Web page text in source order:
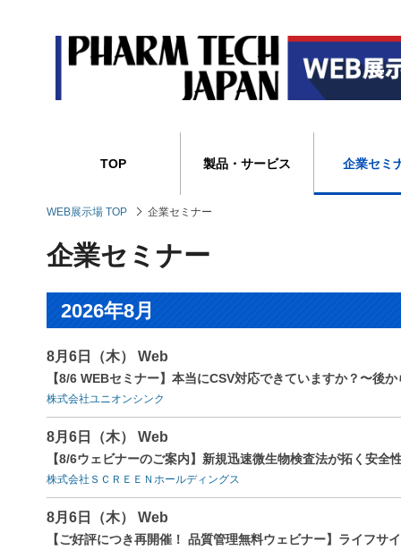
TOP 製品・サービス 企業セミ
WEB展示場 TOP 企業セミナー
企業セミナー
2026年8月
8月6日（木） Web
【8/6 WEBセミナー】本当にCSV対応できていますか？〜後
株式会社ユニオンシンク
8月6日（木） Web
【8/6ウェビナーのご案内】新規迅速微生物検査法が拓く安全
株式会社ＳＣＲＥＥＮホールディングス
8月6日（木） Web
【ご好評につき再開催！ 品質管理無料ウェビナー】ライフ